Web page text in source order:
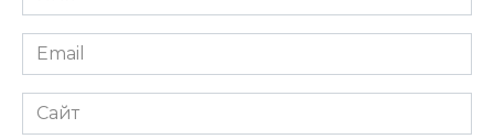
Email
Сайт